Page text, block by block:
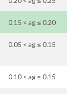
0.15 < ag ≤ 0.20
0.05 < ag ≤ 0.15
0.10 < ag ≤ 0.15